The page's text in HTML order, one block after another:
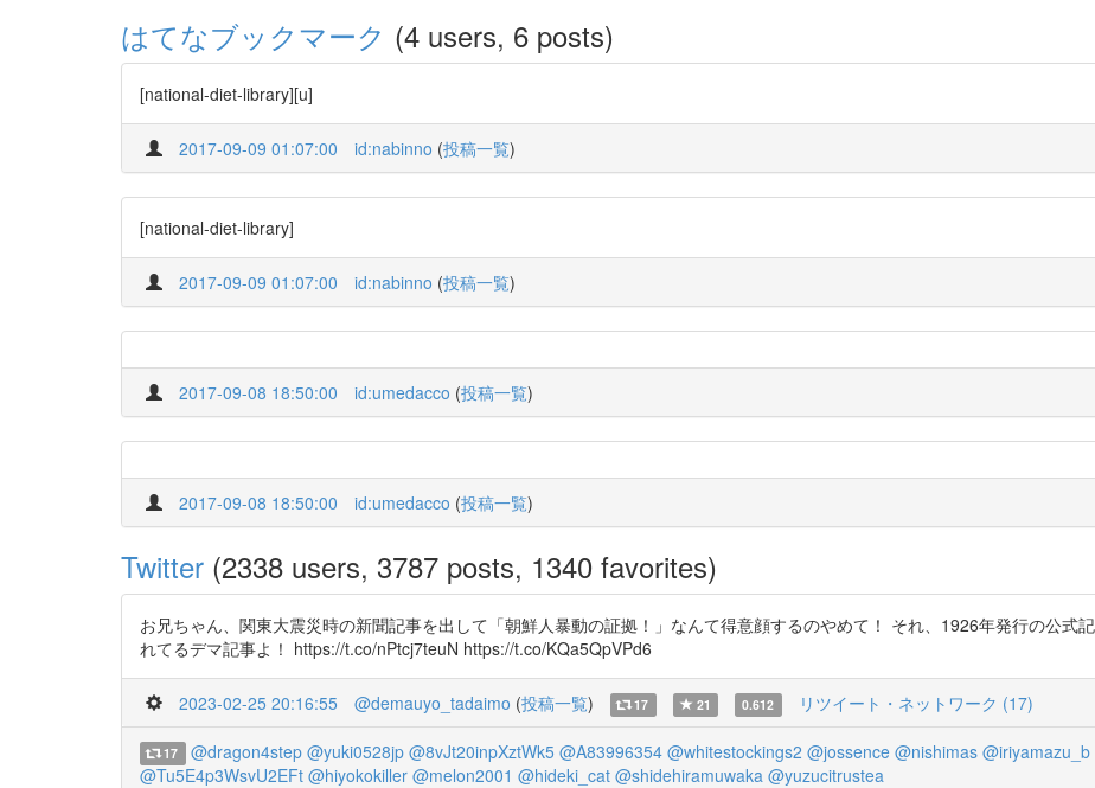
はてなブックマーク (4 users, 6 posts)
[national-diet-library][u]
2017-09-09 01:07:00 id:nabinno (投稿一覧)
[national-diet-library]
2017-09-09 01:07:00 id:nabinno (投稿一覧)
2017-09-08 18:50:00 id:umedacco (投稿一覧)
2017-09-08 18:50:00 id:umedacco (投稿一覧)
Twitter (2338 users, 3787 posts, 1340 favorites)
お兄ちゃん、関東大震災時の新聞記事を出して「朝鮮人暴動の証拠！」なんて得意顔するのやめて！ それ、1926年発行の公式
れてるデマ記事よ！ https://t.co/nPtcj7teuN https://t.co/KQa5QpVPd6
2023-02-25 20:16:55 @demauyo_tadaimo (投稿一覧) 17 21 0.612 リツイート・ネットワーク (17)
17 @dragon4step @yuki0528jp @8vJt20inpXztWk5 @A83996354 @whitestockings2 @jossence @nishimas @iriyamazu_b
@Tu5E4p3WsvU2EFt @hiyokokiller @melon2001 @hideki_cat @shidehiramuwaka @yuzucitrustea